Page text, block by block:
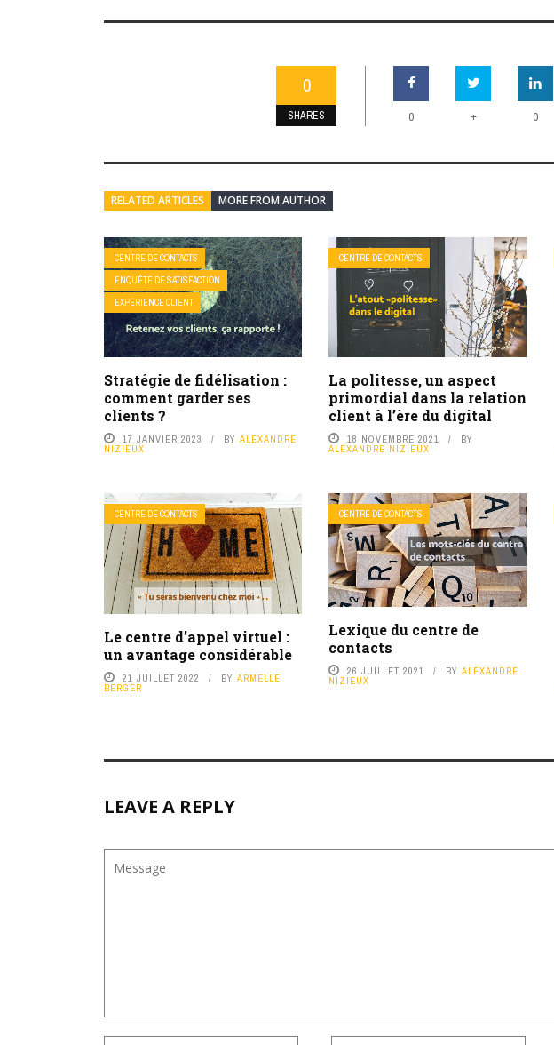
0
SHARES 0 + 0
RELATED ARTICLES MORE FROM AUTHOR
CENTRE DE CONTACTS
ENQUÊTE DE SATISFACTION
EXPÉRIENCE CLIENT
Stratégie de fidélisation :
comment garder ses
clients ?
17 JANVIER 2023 BY ALEXANDRE
NIZIEUX
CENTRE DE CONTACTS
La politesse, un aspect
primordial dans la relation
client à l’ère du digital
18 NOVEMBRE 2021 BY
ALEXANDRE NIZIEUX
CENTRE DE CONTACTS
Le centre d’appel virtuel :
un avantage considérable
21 JUILLET 2022 BY ARMELLE
BERGER
CENTRE DE CONTACTS
Lexique du centre de
contacts
26 JUILLET 2021 BYALEXANDRE
NIZIEUX
LEAVE A REPLY